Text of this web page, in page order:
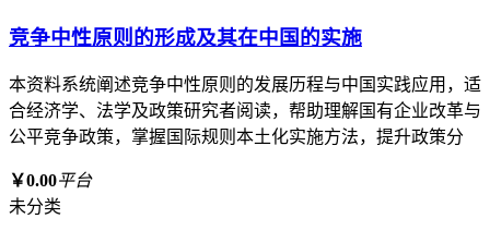
竞争中性原则的形成及其在中国的实施
本资料系统阐述竞争中性原则的发展历程与中国实践应用，适
合经济学、法学及政策研究者阅读，帮助理解国有企业改革与
公平竞争政策，掌握国际规则本土化实施方法，提升政策分
￥0.00平台
未分类